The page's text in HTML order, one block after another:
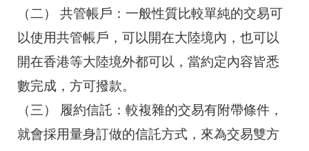
（二）
共管帳戶：一般性質比較單純的交易可
以使用共管帳戶，可以開在大陸境內，也可以
開在香港等大陸境外都可以，當約定內容皆悉
數完成，方可撥款。
（三）
履約信託：較複雜的交易有附帶條件，
就會採用量身訂做的信託方式，來為交易雙方